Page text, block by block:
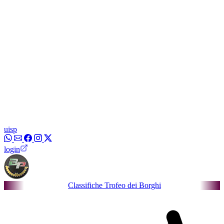
uisp
login
Classifiche Trofeo dei Borghi